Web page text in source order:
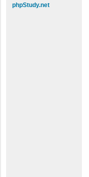
phpStudy.net